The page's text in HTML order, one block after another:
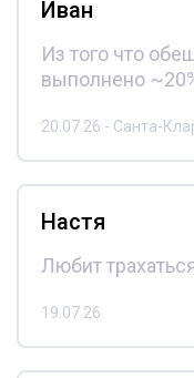
Иван
Из того что
выполнено
20.07.26 - Санта-
Настя
Любит
19.07.26